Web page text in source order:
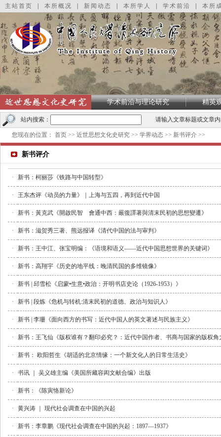
主站首页 本所概况 新闻动态 本所学人 学术前沿 本所
学术前沿与理论研究 精英
站内搜索： 请输入文章标题或文章
您现在的位置： 首页 >> 近世思想文化史研究 >> 学界动态 >> 新书评介 >>
新书评介
· 新书：柯丽莎《铁路与中国转型》
· 王东杰评《动员的力量》｜上海与五四，再到近代中国
· 新书：黃克武《開啟民智 會通中西：嚴復譯著與清末民初的思想變遷》
· 新书：滋贺秀三著、熊远报译《清代中国的法与审判》
· 新书：王中江、张宝明编：《语境和语义——近代中国思想世界的关键词》
· 新书：高翔宇《历史的地平线：晚清民国的多维镜像》
· 新书 | 邱雪松《启蒙•生意•政治：开明书店史论（1926-1953）》
· 新书 | 段炼《危机与转机:清末民初的道德、政治与知识人》
· 新书 | 李珊《面向西方的书写：近代中国人的英文著述与民族主义》
· 新书：王飞仙《版权谁有？翻印必究？：近代中国作者、书商与国家的版权角
· 新书： 欧阳哲生《胡适的北京情缘：一个新文化人的日常生活史》
· 书讯 ｜ 吴义雄主编《美国所藏容闳文献合编》出版
· 新书：《陈寅恪新论》
· 黄兴涛 ｜ 现代社会调查在中国的兴起
· 新书：李章鹏《现代社会调查在中国的兴起：1897—1937》